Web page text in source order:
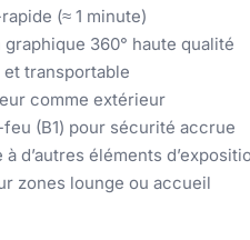
(≈ 1 minute)
360° haute qualité
transportable
comme extérieur
(B1) pour sécurité accrue
d’autres éléments
zones lounge ou accueil